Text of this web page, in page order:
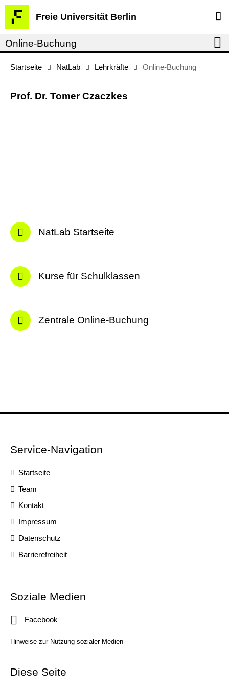
Springe
direkt
zu
Inhalt
Freie Universität Berlin
Service-
Navigation
Online-Buchung
Startseite NatLab Lehrkräfte Online-Buchung
Prof. Dr. Tomer Czaczkes
NatLab Startseite
Kurse für Schulklassen
Zentrale Online-Buchung
Service-Navigation
Startseite
Team
Kontakt
Impressum
Datenschutz
Barrierefreiheit
Soziale Medien
Facebook
Hinweise zur Nutzung sozialer Medien
Diese Seite